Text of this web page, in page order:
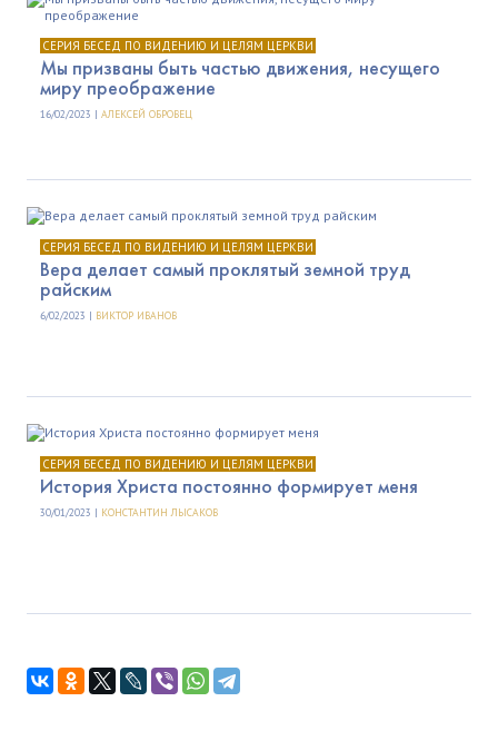
СЕРИЯ БЕСЕД ПО ВИДЕНИЮ И ЦЕЛЯМ ЦЕРКВИ
Мы призваны быть частью движения, несущего
миру преображение
16/02/2023 | АЛЕКСЕЙ ОБРОВЕЦ
СЕРИЯ БЕСЕД ПО ВИДЕНИЮ И ЦЕЛЯМ ЦЕРКВИ
Вера делает самый проклятый земной труд
райским
6/02/2023 | ВИКТОР ИВАНОВ
СЕРИЯ БЕСЕД ПО ВИДЕНИЮ И ЦЕЛЯМ ЦЕРКВИ
История Христа постоянно формирует меня
30/01/2023 | КОНСТАНТИН ЛЫСАКОВ